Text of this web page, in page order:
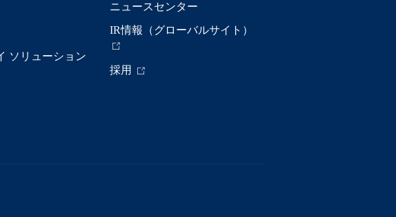
ソリューション
ニュースセンター
IR情報（グローバルサイト）
採用